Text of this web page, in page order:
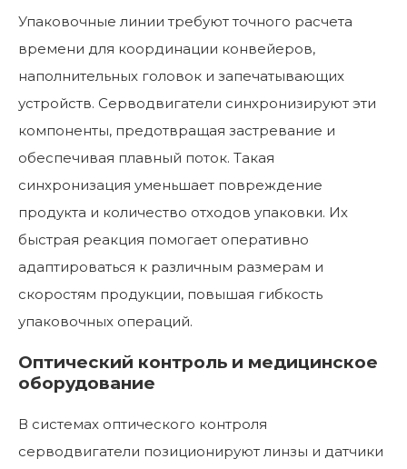
Упаковочные линии требуют точного расчета
времени для координации конвейеров,
наполнительных головок и запечатывающих
устройств. Серводвигатели синхронизируют эти
компоненты, предотвращая застревание и
обеспечивая плавный поток. Такая
синхронизация уменьшает повреждение
продукта и количество отходов упаковки. Их
быстрая реакция помогает оперативно
адаптироваться к различным размерам и
скоростям продукции, повышая гибкость
упаковочных операций.
Оптический контроль и медицинское
оборудование
В системах оптического контроля
серводвигатели позиционируют линзы и датчики